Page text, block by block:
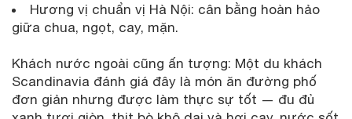
Hương vị chuẩn vị Hà Nội: cân bằng hoàn hảo
giữa chua, ngọt, cay, mặn.
Khách nước ngoài cũng ấn tượng: Một du khách
Scandinavia đánh giá đây là món ăn đường phố
đơn giản nhưng được làm thực sự tốt — đu đủ